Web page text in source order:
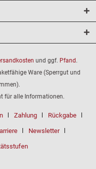
und ggf. Pfand.
Ware (Sperrgut und
für alle Informationen.
Zahlung Rückgabe
Newsletter